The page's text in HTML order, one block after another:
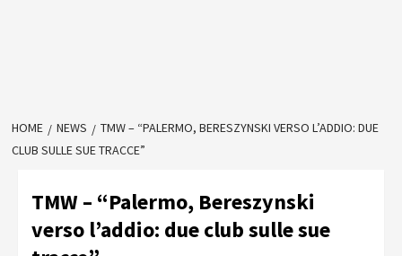
HOME NEWS
TMW – “PALERMO, BERESZYNSKI VERSO L’ADDIO: DUE
CLUB SULLE SUE TRACCE”
TMW – “Palermo, Bereszynski
verso l’addio: due club sulle sue